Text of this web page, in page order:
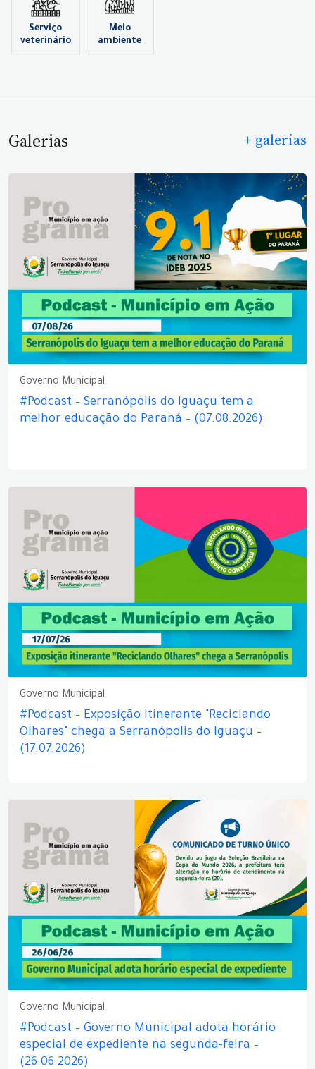
Serviço
veterinário
Meio
ambiente
Galerias + galerias
Governo Municipal
#Podcast – Serranópolis do Iguaçu tem a
melhor educação do Paraná – (07.08.2026)
Governo Municipal
#Podcast – Exposição itinerante "Reciclando
Olhares" chega a Serranópolis do Iguaçu –
(17.07.2026)
Governo Municipal
#Podcast – Governo Municipal adota horário
especial de expediente na segunda-feira –
(26.06.2026)